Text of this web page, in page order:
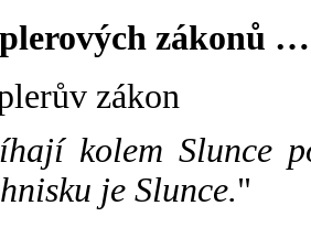
zákonů …
zákon
kolem Slunce
je Slunce."